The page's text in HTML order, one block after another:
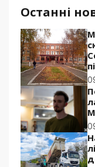
Останні